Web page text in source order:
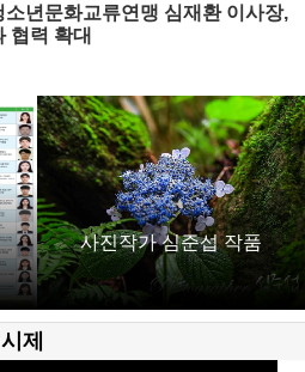
소년문화교류연맹 심재환 이사장,
협력 확대
사진작가 심준섭 작품
제